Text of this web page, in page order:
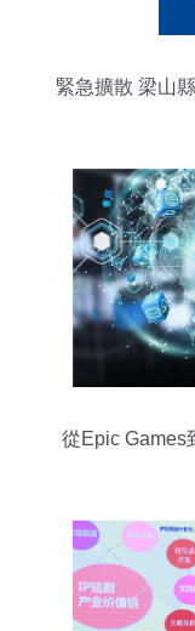
緊急擴散 梁山
從Epic Games